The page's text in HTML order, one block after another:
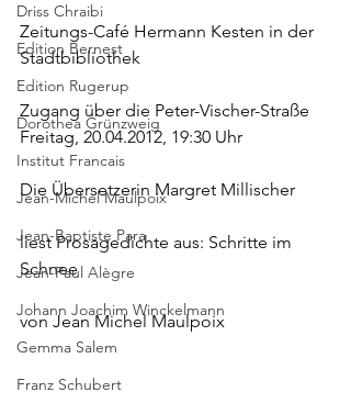
Driss Chraibi
Edition Bernest
Edition Rugerup
Dorothea Grünzweig
Institut Francais
Jean-Michel Maulpoix
Jean-Baptiste Para
Jean-Paul Alègre
Johann Joachim Winckelmann
Gemma Salem
Franz Schubert
Zeitungs-Café Hermann Kesten in der
Stadtbibliothek
Zugang über die Peter-Vischer-Straße
Freitag, 20.04.2012, 19:30 Uhr
Die Übersetzerin Margret Millischer
liest Prosagedichte aus: Schritte im
Schnee
von Jean Michel Maulpoix